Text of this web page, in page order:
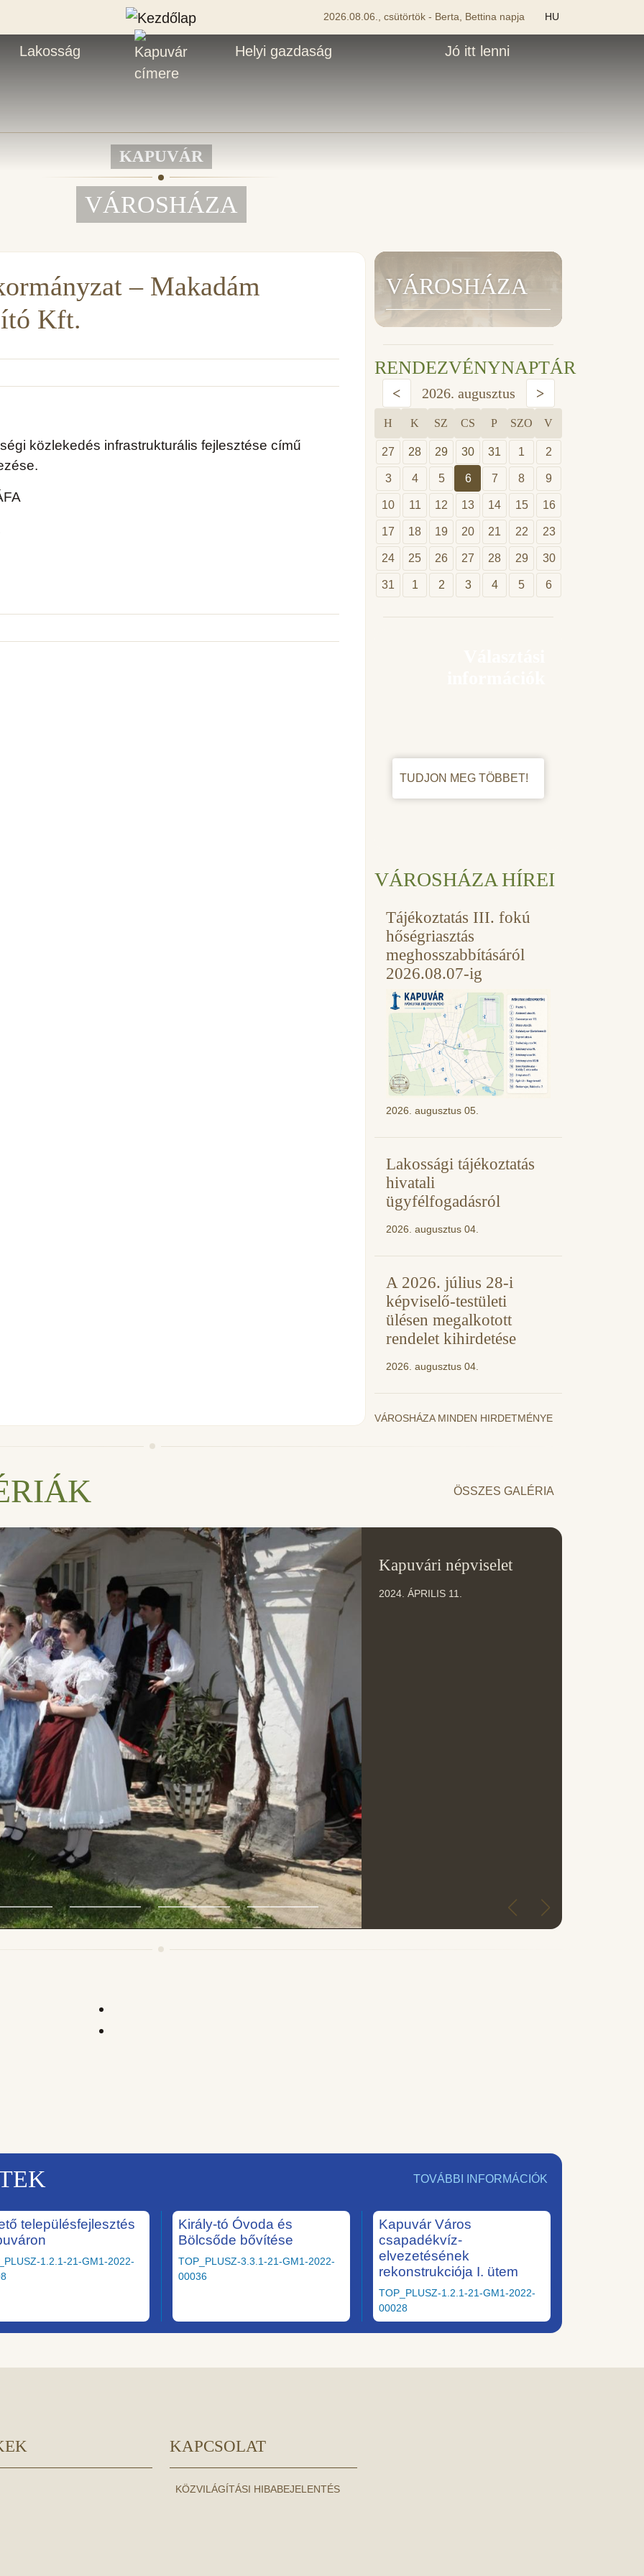
2026.08.06., csütörtök - Berta, Bettina napja HU
Lakosság Helyi gazdaság Jó itt lenni
KAPUVÁR
VÁROSHÁZA
– Makadám
Kft.
közlekedés infrastrukturális fejlesztése című
VÁROSHÁZA
RENDEZVÉNYNAPTÁR
< 2026. augusztus >
H K SZ CS P SZO V
27 28 29 30 31 1 2
3 4 5 6 7 8 9
10 11 12 13 14 15 16
17 18 19 20 21 22 23
24 25 26 27 28 29 30
31 1 2 3 4 5 6
TUDJON MEG TÖBBET!
VÁROSHÁZA HÍREI
Tájékoztatás III. fokú
hőségriasztás
meghosszabbításáról
2026.08.07-ig
2026. augusztus 05.
Lakossági tájékoztatás
hivatali
ügyfélfogadásról
2026. augusztus 04.
A 2026. július 28-i
képviselő-testületi
ülésen megalkotott
rendelet kihirdetése
2026. augusztus 04.
VÁROSHÁZA MINDEN HIRDETMÉNYE
ÖSSZES GALÉRIA
Kapuvári népviselet
2024. ÁPRILIS 11.
TOVÁBBI INFORMÁCIÓK
településfejlesztés
1.2.1-21-GM1-2022-
Király-tó Óvoda és
Bölcsőde bővítése
TOP_PLUSZ-3.3.1-21-GM1-2022-
00036
Kapuvár Város
csapadékvíz-
elvezetésének
rekonstrukciója I. ütem
TOP_PLUSZ-1.2.1-21-GM1-2022-
00028
KAPCSOLAT
KÖZVILÁGÍTÁSI HIBABEJELENTÉS